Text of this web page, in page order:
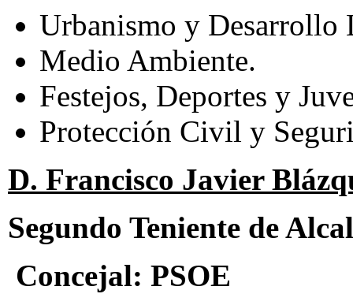
Urbanismo y Desarrollo
Medio Ambiente.
Festejos, Deportes y
Protección Civil y
D. Francisco Javier
Segundo Teniente de
Concejal: PSOE